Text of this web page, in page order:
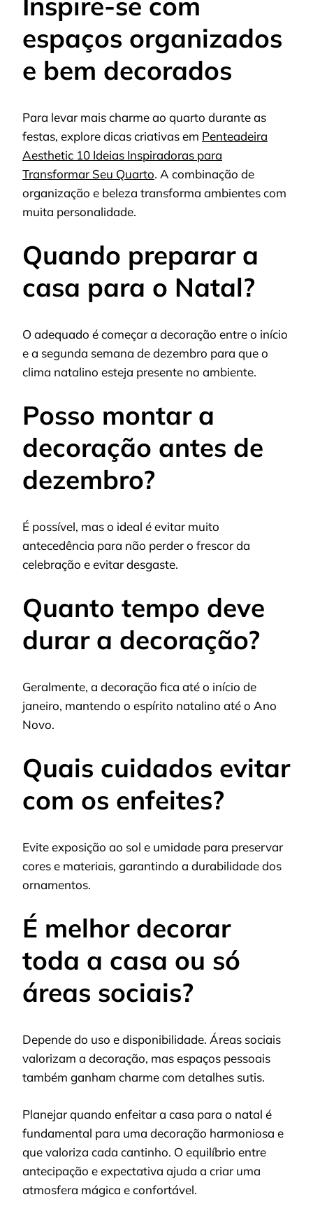
espaços organizados
e bem decorados
Para levar mais charme ao quarto durante as
festas, explore dicas criativas em Penteadeira
Aesthetic 10 Ideias Inspiradoras para
Transformar Seu Quarto. A combinação de
organização e beleza transforma ambientes com
muita personalidade.
Quando preparar a
casa para o Natal?
O adequado é começar a decoração entre o início
e a segunda semana de dezembro para que o
clima natalino esteja presente no ambiente.
Posso montar a
decoração antes de
dezembro?
É possível, mas o ideal é evitar muito
antecedência para não perder o frescor da
celebração e evitar desgaste.
Quanto tempo deve
durar a decoração?
Geralmente, a decoração fica até o início de
janeiro, mantendo o espírito natalino até o Ano
Novo.
Quais cuidados evitar
com os enfeites?
Evite exposição ao sol e umidade para preservar
cores e materiais, garantindo a durabilidade dos
ornamentos.
É melhor decorar
toda a casa ou só
áreas sociais?
Depende do uso e disponibilidade. Áreas sociais
valorizam a decoração, mas espaços pessoais
também ganham charme com detalhes sutis.
Planejar quando enfeitar a casa para o natal é
fundamental para uma decoração harmoniosa e
que valoriza cada cantinho. O equilíbrio entre
antecipação e expectativa ajuda a criar uma
atmosfera mágica e confortável.